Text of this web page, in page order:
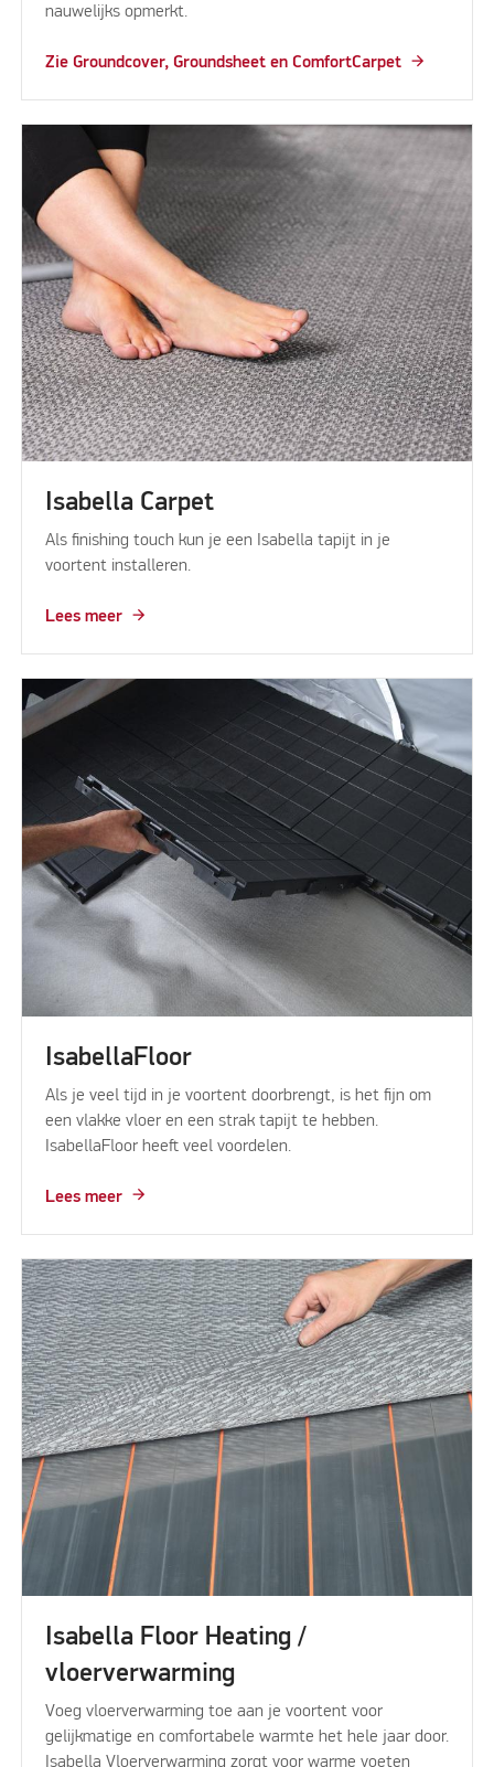
nauwelijks opmerkt.
Zie Groundcover, Groundsheet en ComfortCarpet
Isabella Carpet
Als finishing touch kun je een Isabella tapijt in je
voortent installeren.
Lees meer
IsabellaFloor
Als je veel tijd in je voortent doorbrengt, is het fijn om
een vlakke vloer en een strak tapijt te hebben.
IsabellaFloor heeft veel voordelen.
Lees meer
Isabella Floor Heating /
vloerverwarming
Voeg vloerverwarming toe aan je voortent voor
gelijkmatige en comfortabele warmte het hele jaar door.
Isabella Vloerverwarming zorgt voor warme voeten